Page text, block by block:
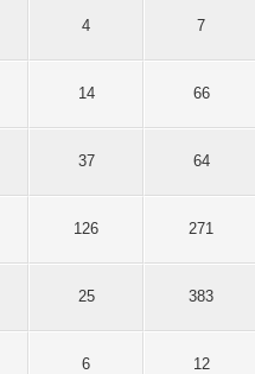
4 7
14 66
37 64
126 271
25 383
6 12